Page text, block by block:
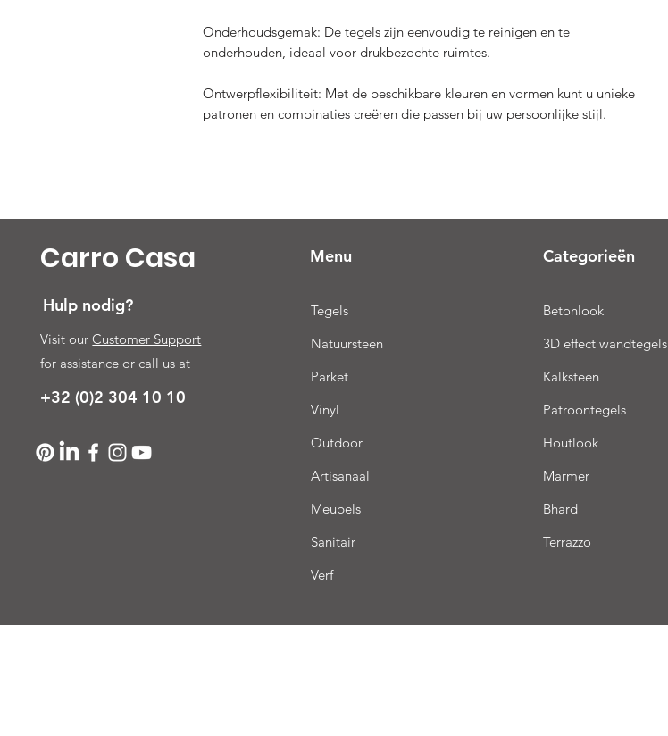
Onderhoudsgemak: De tegels zijn eenvoudig te reinigen en te
onderhouden, ideaal voor drukbezochte ruimtes.
Ontwerpflexibiliteit: Met de beschikbare kleuren en vormen kunt u unieke
patronen en combinaties creëren die passen bij uw persoonlijke stijl.
Carro Casa
Hulp nodig?
Visit ourCustomer Support
for assistance or call us at
+32 (0)2 304 10 10
Menu
Tegels
Natuursteen
Parket
Vinyl
Outdoor
Artisanaal
Meubels
Sanitair
Verf
Categorieën
Betonlook
3D effect wandtegels
Kalksteen
Patroontegels
Houtlook
Marmer
Bhard
Terrazzo